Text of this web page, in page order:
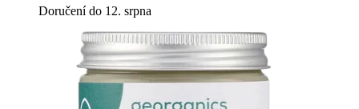
Doručení do 12. srpna